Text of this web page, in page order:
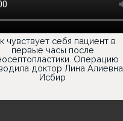
чувствует себя пациент в
первые часы после
Операцию
доктор Лина Алиевна
Исбир